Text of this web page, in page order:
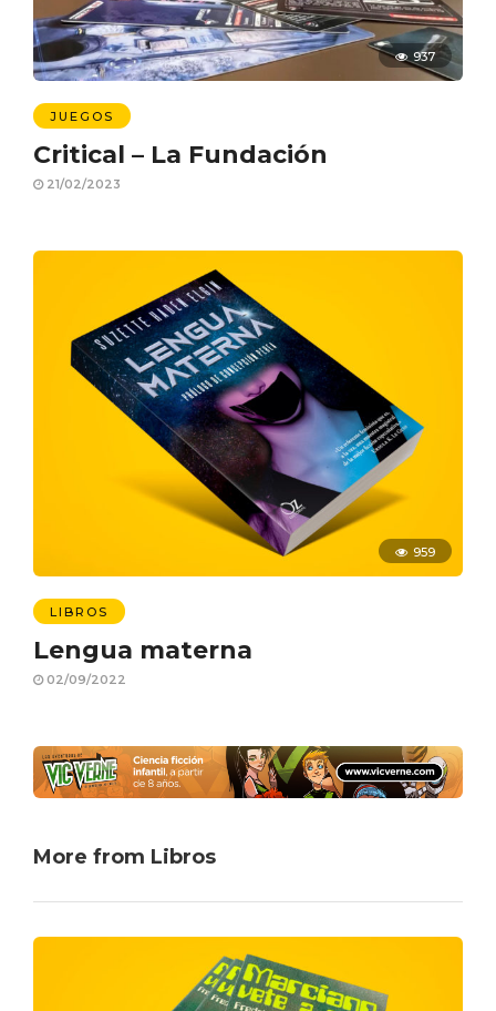
937
JUEGOS
Critical – La Fundación
21/02/2023
959
LIBROS
Lengua materna
02/09/2022
More from Libros